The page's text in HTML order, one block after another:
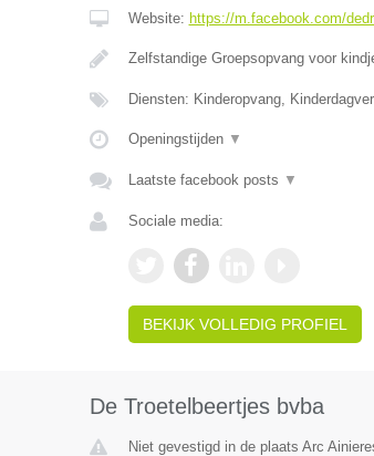
Website: https://m.facebook.com/
Zelfstandige Groepsopvang voor
Diensten: Kinderopvang,
Openingstijden ▼
Laatste facebook posts ▼
Sociale media:
BEKIJK VOLLEDIG PROFIEL
De Troetelbeertjes bvba
Niet gevestigd in de plaats Arc